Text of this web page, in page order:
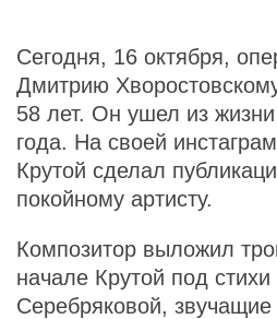
Сегодня, 16 октября,
Дмитрию
58 лет. Он ушел из
года. На своей
Крутой сделал
покойному артисту.
Композитор выложил
начале Крутой под
Серебряковой,